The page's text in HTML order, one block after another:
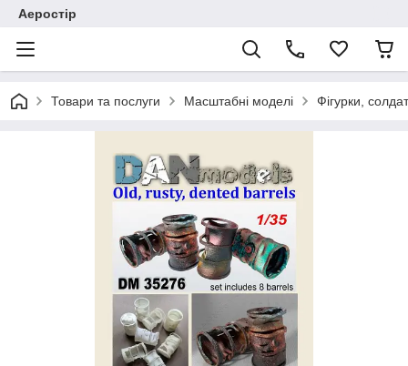
Аеростір
Товари та послуги Масштабні моделі Фігурки,